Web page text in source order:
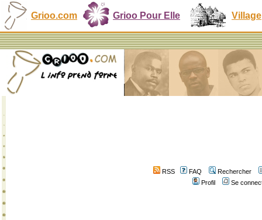
Grioo.com Grioo Pour Elle Village
RSS FAQ
Rechercher
Profil
Se